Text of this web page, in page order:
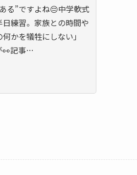
る”ですよね😔中学軟式
練習。家族との時間や
かを犠牲にしない」
👀記事…